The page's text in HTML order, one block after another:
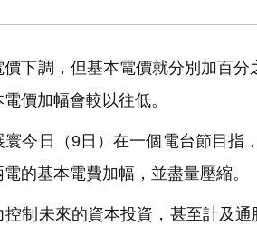
下調，但基本電價就分別加百
價加幅會較以往低。
今日（9日）在一個電台節目指
的基本電費加幅，並盡量壓縮。
制未來的資本投資，甚至計及